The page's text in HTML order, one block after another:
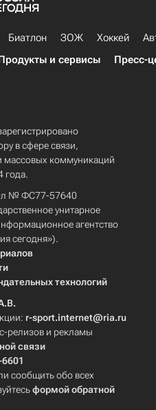
Биатлон ЗОЖ Хоккей
и сервисы Пресс-
в сфере связи,
массовых коммуникаций
года.
Эл № ФС77-57640
унитарное
агентство
сегодня»).
технологий
r-sport.internet@ria.ru
релизов и рекламы
связи
сообщить обо всех
формой обратной